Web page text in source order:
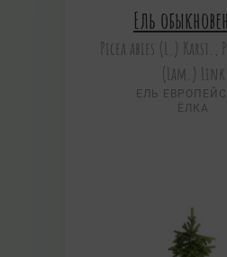
Ель
Picea abies (L.) Karst.,
(Lam.) Link
ЕЛЬ
ЁЛКА